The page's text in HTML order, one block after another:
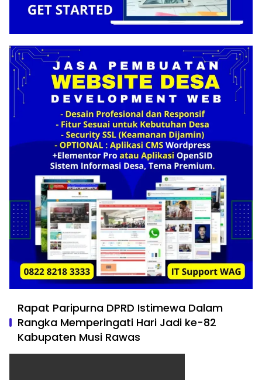
Rapat Paripurna DPRD Istimewa Dalam
Rangka Memperingati Hari Jadi ke-82
Kabupaten Musi Rawas